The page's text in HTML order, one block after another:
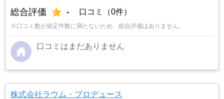
総合評価 - 口コミ（0件）
※口コミ数が規定件数に満たないため、総合評価はありません。
口コミはまだありません
株式会社ラウム・プロデュース